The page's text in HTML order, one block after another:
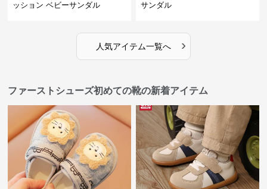
ッション ベビーサンダル
サンダル
人気アイテム一覧へ ›
ファーストシューズ初めての靴の新着アイテム